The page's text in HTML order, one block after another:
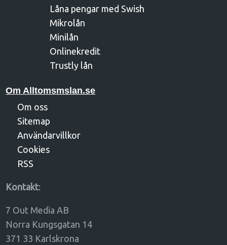
Låna pengar med Swish
Mikrolån
Minilån
Onlinekredit
Trustly lån
Om Alltomsmslan.se
Om oss
Sitemap
Användarvillkor
Cookies
RSS
Kontakt:
7 Out Media AB
Norra Kungsgatan 14
371 33 Karlskrona